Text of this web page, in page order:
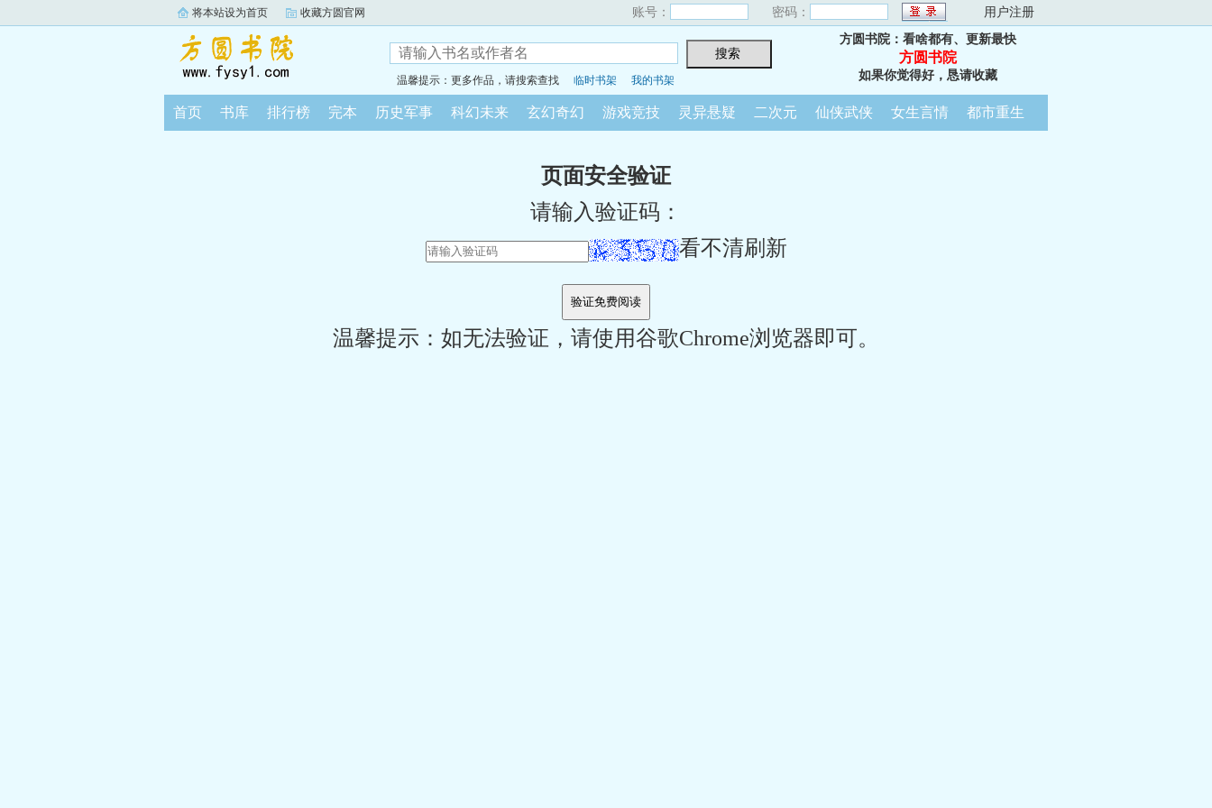
将本站设为首页 收藏方圆官网 账号： 密码： 用户注册
温馨提示：更多作品，请搜索查找 临时书架 我的书架
方圆书院：看啥都有、更新最快
方圆书院
如果你觉得好，恳请收藏
首页 书库 排行榜 完本 历史军事 科幻未来 玄幻奇幻 游戏竞技 灵异悬疑 二次元 仙侠武侠 女生言情 都市重生
页面安全验证
请输入验证码：
看不清刷新
温馨提示：如无法验证，请使用谷歌Chrome浏览器即可。